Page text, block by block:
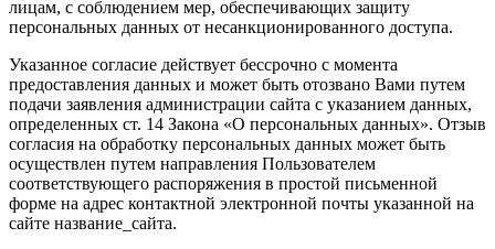
лицам, с соблюдением мер, обеспечивающих защиту
персональных данных от несанкционированного доступа.
Указанное согласие действует бессрочно с момента
предоставления данных и может быть отозвано Вами путем
подачи заявления администрации сайта с указанием данных,
определенных ст. 14 Закона «О персональных данных». Отзыв
согласия на обработку персональных данных может быть
осуществлен путем направления Пользователем
соответствующего распоряжения в простой письменной
форме на адрес контактной электронной почты указанной на
сайте название_сайта.